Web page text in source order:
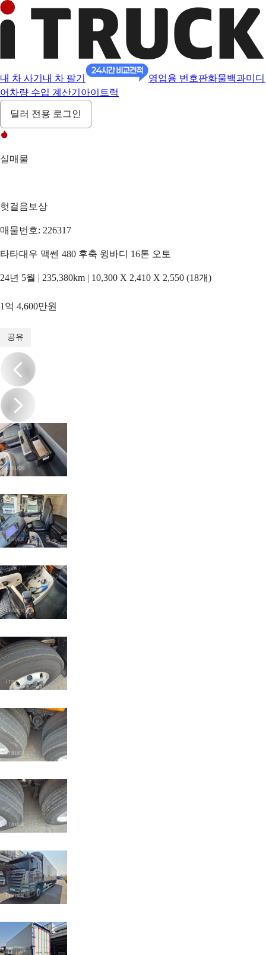
내 차 사기 내 차 팔기 영업용 번호판화물백과미디
어 차량 수입 계산기 아이트럭
딜러 전용 로그인
실매물
헛걸음보상
매물번호: 226317
타타대우 맥쎈 480 후축 윙바디 16톤 오토
24년 5월 | 235,380km | 10,300 X 2,410 X 2,550 (18개)
1억 4,600만원
공유
/19